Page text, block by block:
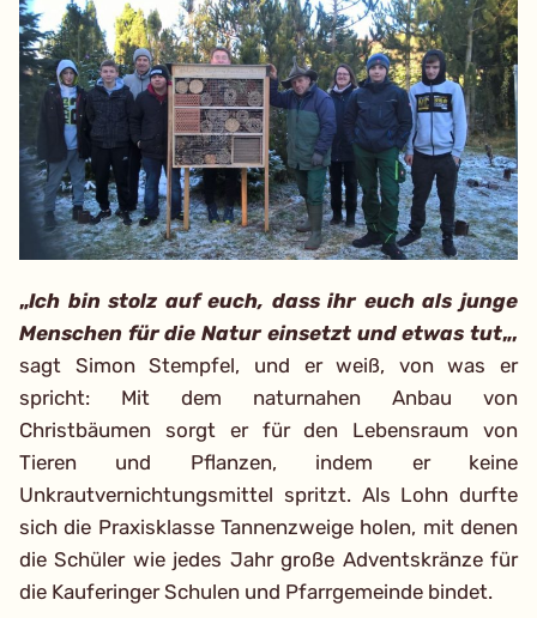
„Ich bin stolz auf euch, dass ihr euch als junge
Menschen für die Natur einsetzt und etwas tut„,
sagt Simon Stempfel, und er weiß, von was er
spricht: Mit dem naturnahen Anbau von
Christbäumen sorgt er für den Lebensraum von
Tieren und Pflanzen, indem er keine
Unkrautvernichtungsmittel spritzt. Als Lohn durfte
sich die Praxisklasse Tannenzweige holen, mit denen
die Schüler wie jedes Jahr große Adventskränze für
die Kauferinger Schulen und Pfarrgemeinde bindet.